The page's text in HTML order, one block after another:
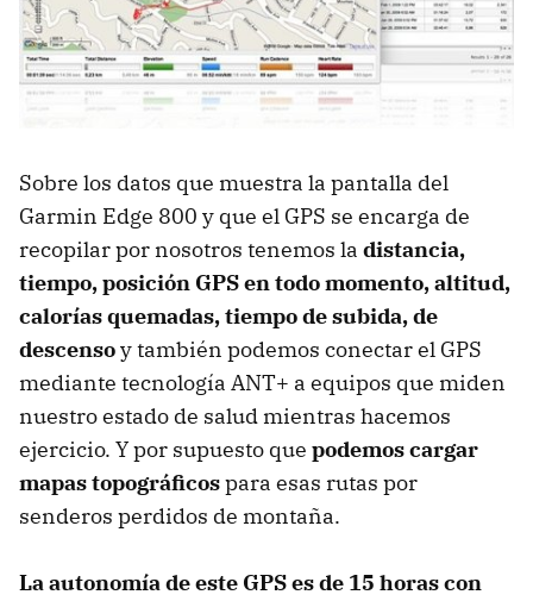
Sobre los datos que muestra la pantalla del
Garmin Edge 800 y que el GPS se encarga de
recopilar por nosotros tenemos la distancia,
tiempo, posición GPSen todo momento, altitud,
calorías quemadas, tiempo de subida, de
descensoy también podemos conectar el GPS
mediante tecnología ANT+ a equipos que miden
nuestro estado de salud mientras hacemos
ejercicio. Y por supuesto que podemos cargar
mapas topográficospara esas rutas por
senderos perdidos de montaña.
La autonomía de este GPSes de 15 horas con